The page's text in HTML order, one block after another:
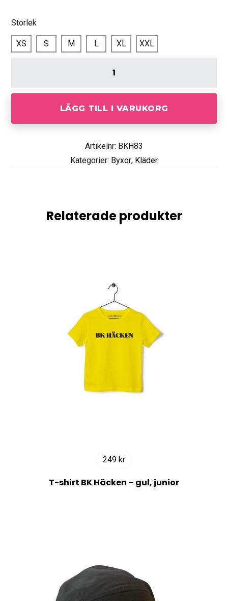
Storlek
XS S M L XL XXL
LÄGG TILL I VARUKORG
Artikelnr: BKH83
Kategorier: Byxor, Kläder
Relaterade produkter
249 kr
T-shirt BK Häcken – gul, junior